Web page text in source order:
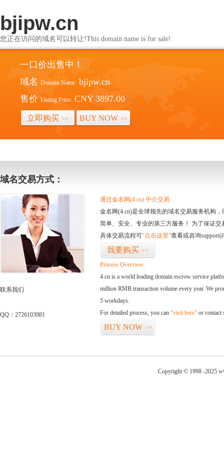
bjipw.cn
您正在访问的域名可以转让!This domain name is for sale!
一口价出售中！
域名 Domain Name: bjipw.cn
售价 Listing Price: CNY 3897.00
立即购买 >> BUY NOW >>
域名交易方式：
联系我们
QQ：2726103981
通过金名网(4.cn) 中介交易
金名网(4.cn)是全球领先的域名交易服务机构
简单、安全、专业的第三方服务！ 为了保证
具体交易流程可“点击这里”查看或咨询
我要购买 >>
Process Overview:
4.cn is a world leading domain escrow service
million RMB transaction volume every year. We
5 workdays.
For detailed process, you can “visit here” or contact
BUY NOW >>
Copyright © 1998 -2025